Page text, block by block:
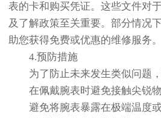
表的卡和购买凭证。这些文件对
及了解政策至关重要。部分情况
助您获得免费或优惠的维修服务。
4.预防措施
为了防止未来发生类似问题，
在佩戴腕表时避免接触尖锐物
避免将腕表暴露在极端温度或